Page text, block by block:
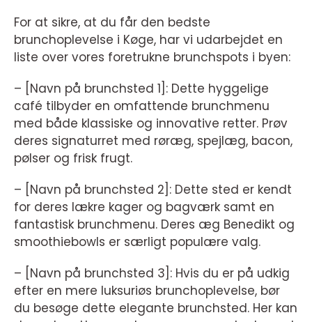
For at sikre, at du får den bedste
brunchoplevelse i Køge, har vi udarbejdet en
liste over vores foretrukne brunchspots i byen:
– [Navn på brunchsted 1]: Dette hyggelige
café tilbyder en omfattende brunchmenu
med både klassiske og innovative retter. Prøv
deres signaturret med røræg, spejlæg, bacon,
pølser og frisk frugt.
– [Navn på brunchsted 2]: Dette sted er kendt
for deres lækre kager og bagværk samt en
fantastisk brunchmenu. Deres æg Benedikt og
smoothiebowls er særligt populære valg.
– [Navn på brunchsted 3]: Hvis du er på udkig
efter en mere luksuriøs brunchoplevelse, bør
du besøge dette elegante brunchsted. Her kan